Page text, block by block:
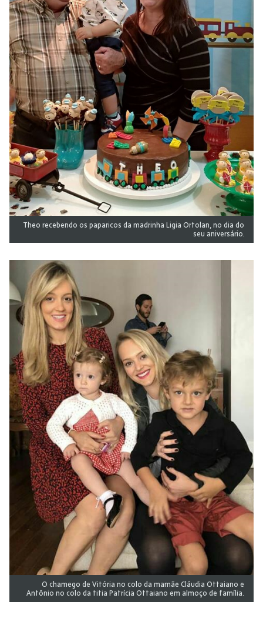
Theo recebendo os paparicos da madrinha Ligia Ortolan, no dia do
seu aniversário.
O chamego de Vitória no colo da mamãe Cláudia Ottaiano e
Antônio no colo da titia Patrícia Ottaiano em almoço de família.